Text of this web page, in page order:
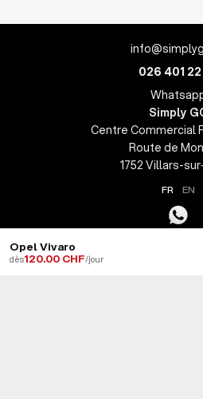
Opel Vivaro
dès120.00 CHF/jour
026 401
Simply
Centre Commercial
Route de
1752 Villars-
FR EN
© 2026 SimplyGO —